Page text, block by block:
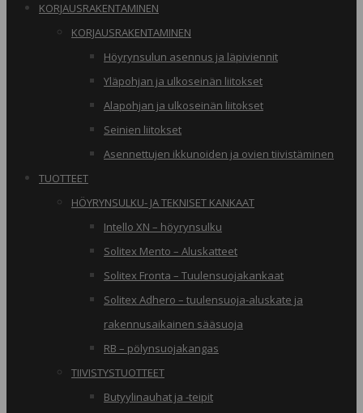
KORJAUSRAKENTAMINEN
KORJAUSRAKENTAMINEN
Höyrynsulun asennus ja läpiviennit
Yläpohjan ja ulkoseinän liitokset
Alapohjan ja ulkoseinän liitokset
Seinien liitokset
Asennettujen ikkunoiden ja ovien tiivistäminen
TUOTTEET
HÖYRYNSULKU- JA TEKNISET KANKAAT
Intello XN – höyrynsulku
Solitex Mento – Aluskatteet
Solitex Fronta – Tuulensuojakankaat
Solitex Adhero – tuulensuoja-aluskate ja
rakennusaikainen sääsuoja
RB – pölynsuojakangas
TIIVISTYSTUOTTEET
Butyylinauhat ja -teipit